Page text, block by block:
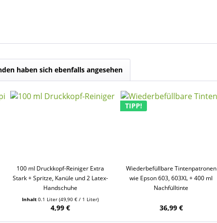
haben sich ebenfalls angesehen
100 ml Druckkopf-Reiniger Extra
Stark + Spritze, Kanüle und 2 Latex-
Handschuhe
Inhalt0.1 Liter(49,90 € / 1 Liter)
4,99 €
TIPP!
Wiederbefüllbare Tintenpatronen
wie Epson 603, 603XL + 400 ml
Nachfülltinte
36,99 €